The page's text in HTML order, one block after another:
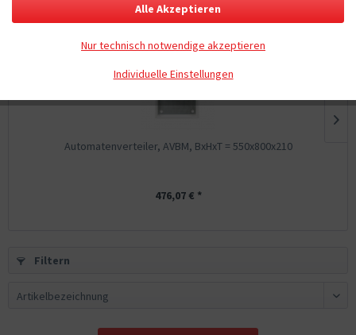
Automatenverteiler, AVBM, BxHxT = 550x800x210
476,07 € *
Filtern
Individuelle Einstellungen
Nur technisch notwendige akzeptieren
Alle Akzeptieren